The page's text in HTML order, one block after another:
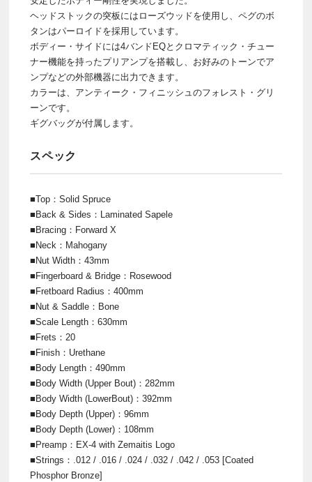
ヘッドストックの突板にはローズウッドを使用し、ペグのボ
タンはパーロイドを採用しています。
ボディー・サイドには4バンドEQとクロマティック・チュー
ナー機能を持ったプリアンプを搭載し、お好みのトーンでア
ンプなどの外部機器に出力できます。
カラーは、アンティーク・フィニッシュのフォレスト・グリ
ーンです。
ギグバッグが付属します。
スペック
■Top：Solid Spruce
■Back & Sides：Laminated Sapele
■Bracing：Forward X
■Neck：Mahogany
■Nut Width：43mm
■Fingerboard & Bridge：Rosewood
■Fretboard Radius：400mm
■Nut & Saddle：Bone
■Scale Length：630mm
■Frets：20
■Finish：Urethane
■Body Length：490mm
■Body Width (Upper Bout)：282mm
■Body Width (LowerBout)：392mm
■Body Depth (Upper)：96mm
■Body Depth (Lower)：108mm
■Preamp：EX-4 with Zemaitis Logo
■Strings：.012 / .016 / .024 / .032 / .042 / .053 [Coated
Phosphor Bronze]